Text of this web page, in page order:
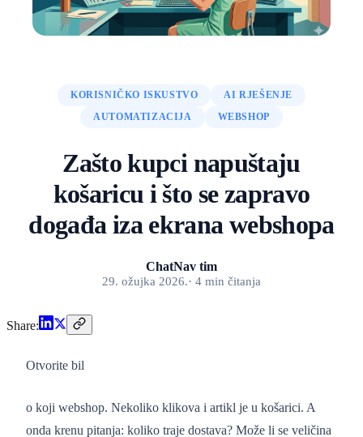
KORISNIČKO ISKUSTVO
AI RJEŠENJE
AUTOMATIZACIJA
WEBSHOP
Zašto kupci napuštaju
košaricu i što se zapravo
događa iza ekrana webshopa
ChatNav tim
29. ožujka 2026.· 4 min čitanja
Share:
Otvorite bil
o koji webshop. Nekoliko klikova i artikl je u košarici. A
onda krenu pitanja: koliko traje dostava? Može li se veličina